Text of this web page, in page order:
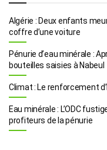
Algérie : Deux enfants
coffre d’une voiture
Pénurie d’eau minérale :
bouteilles saisies à Nabeul
Climat : Le renforcement
Eau minérale : L’ODC
profiteurs de la pénurie